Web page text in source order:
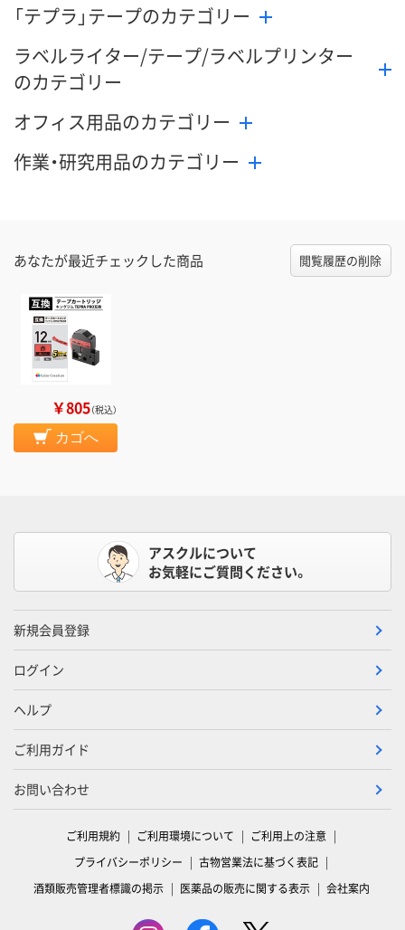
「テプラ」テープのカテゴリー
ラベルライター/テープ/ラベルプリンター
のカテゴリー
オフィス用品のカテゴリー
作業・研究用品のカテゴリー
あなたが最近チェックした商品 閲覧履歴の削除
￥805（税込）
カゴへ
アスクルについて
お気軽にご質問ください。
新規会員登録
ログイン
ヘルプ
ご利用ガイド
お問い合わせ
ご利用規約 ご利用環境について
ご利用上の注意
プライバシーポリシー
古物営業法に基づく表記
酒類販売管理者標識の掲示
医薬品の販売に関する表示 会社案内